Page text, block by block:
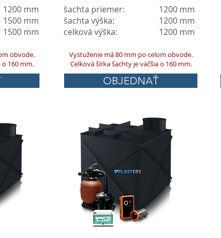
1200 mm
1500 mm
1500 mm
obvode.
o 160 mm.
šachta priemer:
šachta výška:
celková výška:
1200 mm
1200 mm
1200 mm
Vystuženie má 80 mm po celom obvode.
Celková šírka šachty je väčšia o 160 mm.
OBJEDNAŤ